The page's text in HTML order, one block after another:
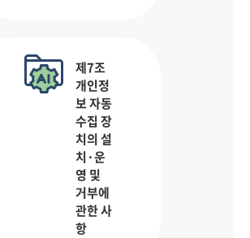
제7조
개인정
보 자동
수집 장
치의 설
치·운
영 및
거부에
관한 사
항